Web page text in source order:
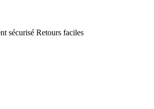
sécurisé Retours faciles